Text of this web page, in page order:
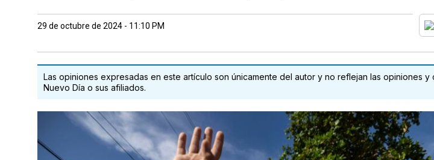
29 de octubre de 2024 - 11:10 PM
Las opiniones expresadas en este artículo son únicamente del autor y no reflejan las opiniones y
Nuevo Día o sus afiliados.